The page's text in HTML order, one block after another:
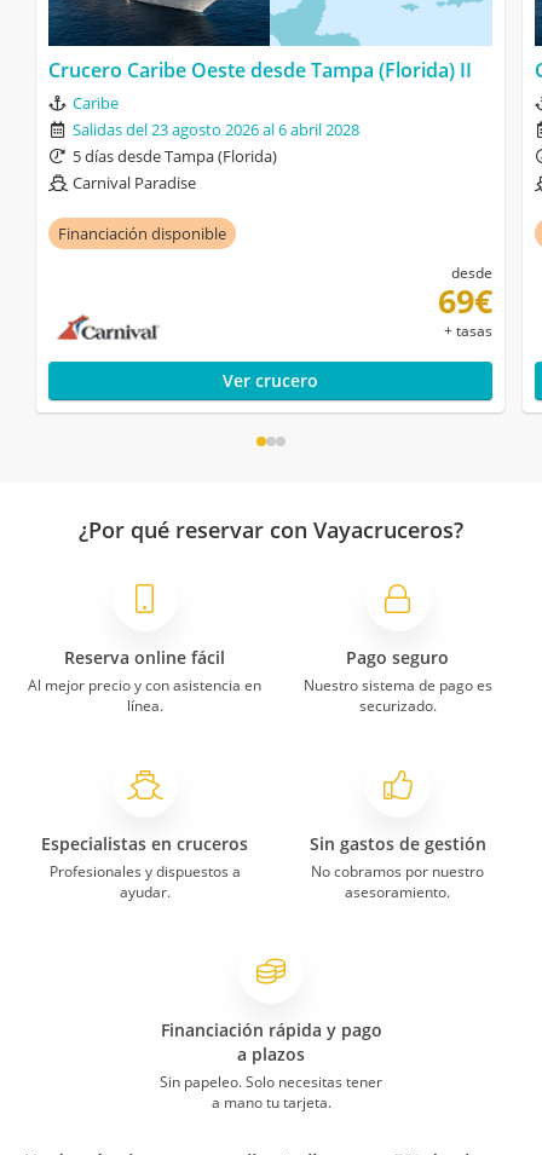
Crucero Caribe Oeste desde Tampa (Florida) II
Caribe
Salidas del 23 agosto 2026 al 6 abril 2028
5 días desde Tampa (Florida)
Carnival Paradise
Financiación disponible
desde
69€
+ tasas
Ver crucero
¿Por qué reservar con Vayacruceros?
Reserva online fácil
Al mejor precio y con asistencia en
línea.
Pago seguro
Nuestro sistema de pago es
securizado.
Especialistas en cruceros
Profesionales y dispuestos a
ayudar.
Sin gastos de gestión
No cobramos por nuestro
asesoramiento.
Financiación rápida y pago
a plazos
Sin papeleo. Solo necesitas tener
a mano tu tarjeta.